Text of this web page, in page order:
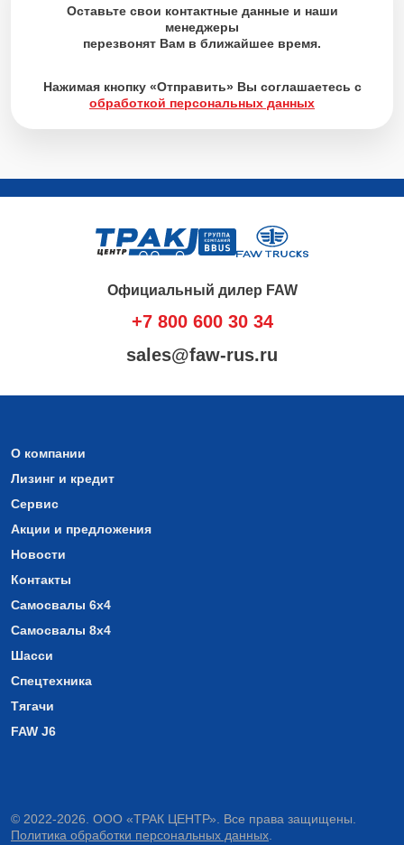
Оставьте свои контактные данные и наши
менеджеры
перезвонят Вам в ближайшее время.
Нажимая кнопку «Отправить» Вы соглашаетесь с
обработкой персональных данных
Официальный дилер FAW
+7 800 600 30 34
sales@faw-rus.ru
О компании
Лизинг и кредит
Сервис
Акции и предложения
Новости
Контакты
Самосвалы 6х4
Самосвалы 8х4
Шасси
Спецтехника
Тягачи
FAW J6
© 2022-2026. ООО «ТРАК ЦЕНТР». Все права защищены.
Политика обработки персональных данных.